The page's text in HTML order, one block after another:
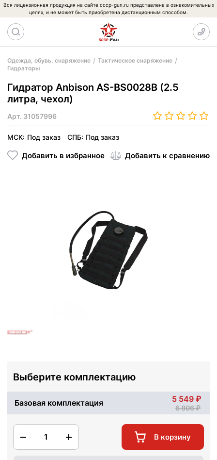
Вся лицензионная продукция на сайте cccp-gun.ru представлена в ознакомительных
целях, и не может быть приобретена дистанционным способом.
Одежда, обувь, снаряжение
Тактическое снаряжение
Гидраторы
Гидратор Anbison AS-BS0028B (2.5
литра, чехол)
Арт. 31057996
МСК: Под заказ СПБ: Под заказ
Добавить в избранное Добавить к сравнению
Выберите комплектацию
Базовая комплектация 5 549
6 806
1 В корзину